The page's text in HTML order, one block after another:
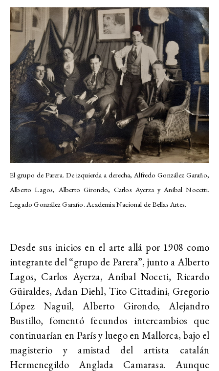
El grupo de Parera. De izquierda a derecha, Alfredo González Garaño,
Alberto Lagos, Alberto Girondo, Carlos Ayerza y Aníbal Nocetti.
Legado González Garaño. Academia Nacional de Bellas Artes.
Desde sus inicios en el arte allá por 1908 como
integrante del “grupo de Parera”, junto a Alberto
Lagos, Carlos Ayerza, Aníbal Noceti, Ricardo
Güiraldes, Adan Diehl, Tito Cittadini, Gregorio
López Naguil, Alberto Girondo, Alejandro
Bustillo, fomentó fecundos intercambios que
continuarían en París y luego en Mallorca, bajo el
magisterio y amistad del artista catalán
Hermenegildo Anglada Camarasa. Aunque